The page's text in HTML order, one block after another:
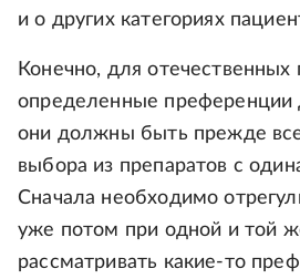
и о других категориях
Конечно, для отечественных
определенные
они должны быть прежде
выбора из препаратов с
Сначала необходимо
уже потом при одной и той
рассматривать какие-то